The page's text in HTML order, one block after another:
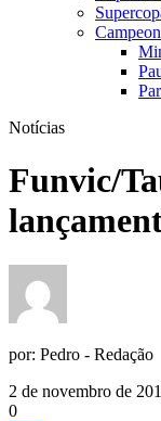
Notícias
Funvic/
por: Pedro - Redação
2 de novembro de
0